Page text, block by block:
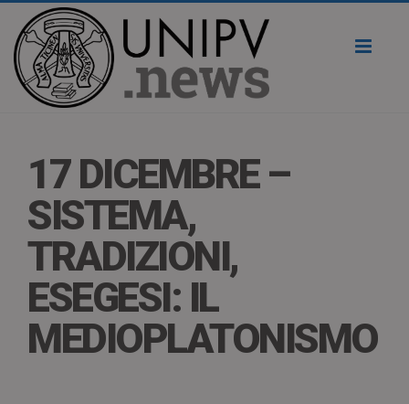
17 DICEMBRE –
SISTEMA,
TRADIZIONI,
ESEGESI: IL
MEDIOPLATONISMO